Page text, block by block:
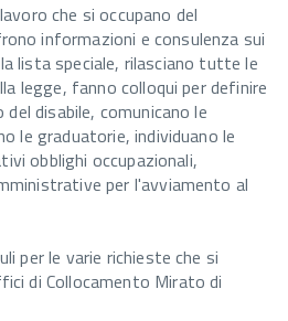
che si occupano del
informazioni e consulenza sui
lista speciale, rilasciano tutte le
legge, fanno colloqui per definire
disabile, comunicano le
le graduatorie, individuano le
obblighi occupazionali,
per l'avviamento al
per le varie richieste che si
di Collocamento Mirato di